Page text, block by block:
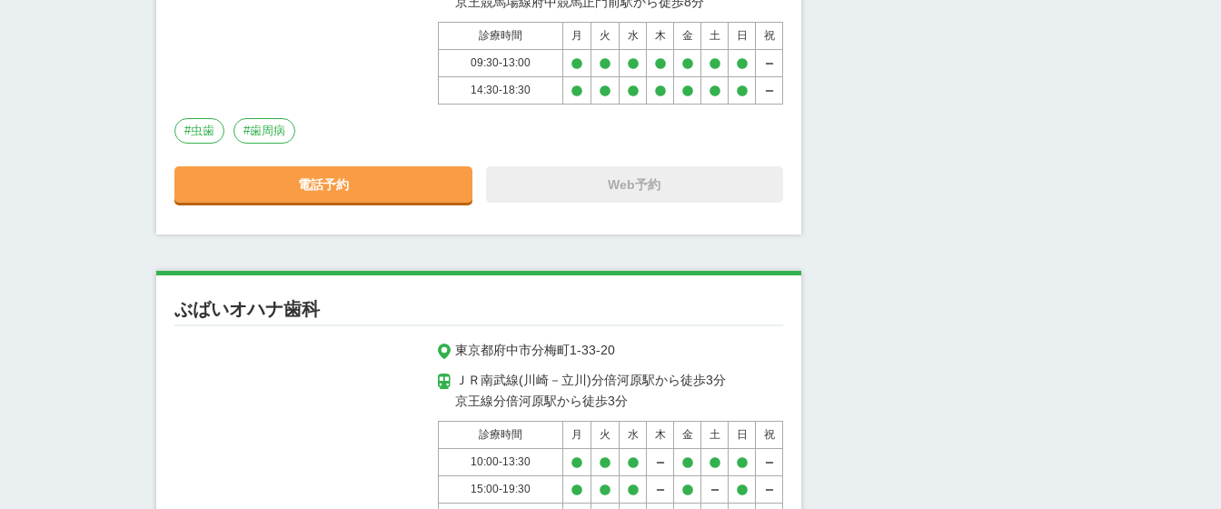
診療時間 月 火 水 木 金 土 日 祝
09:30-13:00
14:30-18:30
#虫歯 #歯周病
電話予約 Web予約
ぶばいオハナ歯科
東京都府中市分梅町1-33-20
ＪＲ南武線(川崎－立川)分倍河原駅から徒歩3分
京王線分倍河原駅から徒歩3分
診療時間 月 火 水 木 金 土 日 祝
10:00-13:30
15:00-19:30